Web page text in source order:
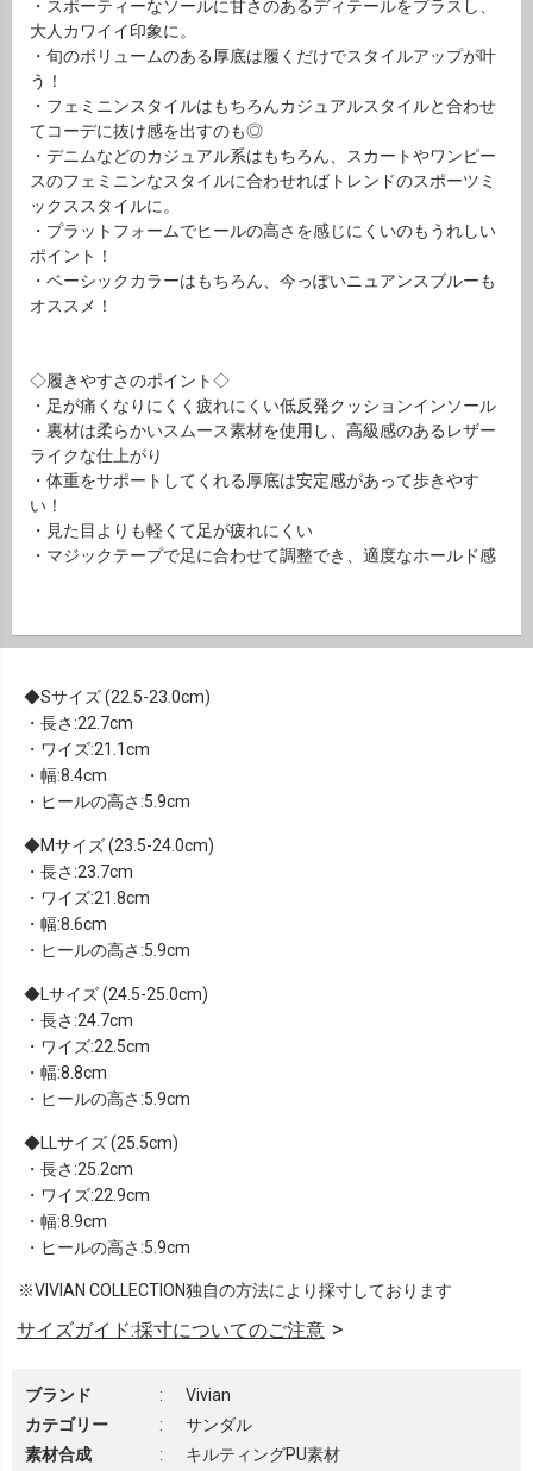
・スポーティーなソールに甘さのあるディテールをプラスし、
大人カワイイ印象に。
・旬のボリュームのある厚底は履くだけでスタイルアップが叶
う！
・フェミニンスタイルはもちろんカジュアルスタイルと合わせ
てコーデに抜け感を出すのも◎
・デニムなどのカジュアル系はもちろん、スカートやワンピー
スのフェミニンなスタイルに合わせればトレンドのスポーツミ
ックススタイルに。
・プラットフォームでヒールの高さを感じにくいのもうれしい
ポイント！
・ベーシックカラーはもちろん、今っぽいニュアンスブルーも
オススメ！
◇履きやすさのポイント◇
・足が痛くなりにくく疲れにくい低反発クッションインソール
・裏材は柔らかいスムース素材を使用し、高級感のあるレザー
ライクな仕上がり
・体重をサポートしてくれる厚底は安定感があって歩きやす
い！
・見た目よりも軽くて足が疲れにくい
・マジックテープで足に合わせて調整でき、適度なホールド感
Sサイズ (22.5-23.0cm)
・長さ:22.7cm
・ワイズ:21.1cm
・幅:8.4cm
・ヒールの高さ:5.9cm
Mサイズ (23.5-24.0cm)
・長さ:23.7cm
・ワイズ:21.8cm
・幅:8.6cm
・ヒールの高さ:5.9cm
Lサイズ (24.5-25.0cm)
・長さ:24.7cm
・ワイズ:22.5cm
・幅:8.8cm
・ヒールの高さ:5.9cm
LLサイズ (25.5cm)
・長さ:25.2cm
・ワイズ:22.9cm
・幅:8.9cm
・ヒールの高さ:5.9cm
※VIVIAN COLLECTION独自の方法により採寸しております
サイズガイド:採寸についてのご注意
ブランド :
Vivian
カテゴリー
:
サンダル
素材合成
:
キルティングPU素材